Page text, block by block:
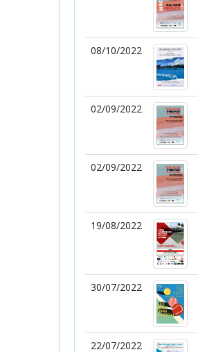
08/10/2022
02/09/2022
02/09/2022
19/08/2022
30/07/2022
22/07/2022